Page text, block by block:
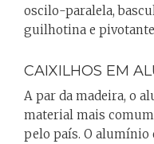
oscilo-paralela,
guilhotina e
CAIXILHOS EM
A par da madeira, o
material mais
pelo país. O alumínio